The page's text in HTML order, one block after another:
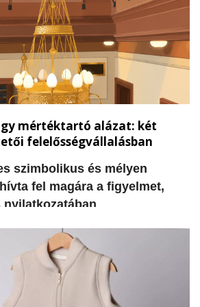
koncepció arra vonatkozóan,
hasznosítani az egyes
a szükséges pénzügyi
mértéktartó alázat: két
felelősségvállalásban
szimbolikus és mélyen
fel magára a figyelmet,
használatát és a szolgálati
nem csupán egy
hanem szívből jövő
az alázat és a